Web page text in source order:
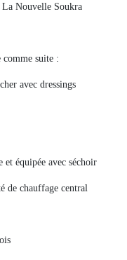
Nouvelle Soukra
comme suite :
avec dressings
et équipée avec séchoir
de chauffage central